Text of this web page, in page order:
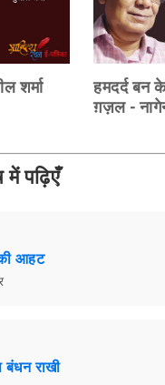
शर्मा
हमदर्द बन
ग़ज़ल -
में पढ़िएँ
आहट
बंधन राखी